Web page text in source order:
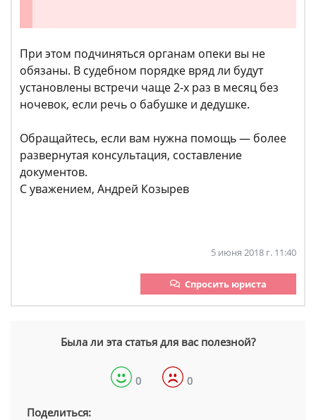
При этом подчиняться органам опеки вы не
обязаны. В судебном порядке вряд ли будут
установлены встречи чаще 2-х раз в месяц без
ночевок, если речь о бабушке и дедушке.
Обращайтесь, если вам нужна помощь — более
развернутая консультация, составление
документов.
С уважением, Андрей Козырев
5 июня 2018 г. 11:40
Спросить юриста
Была ли эта статья для вас полезной?
0 0
Поделиться: